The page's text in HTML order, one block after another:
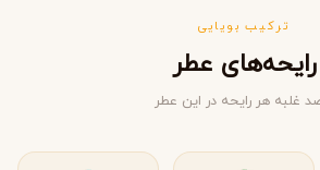
ترکیب بویایی
رایحه‌های عطر
غلبه هر رایحه در این عطر